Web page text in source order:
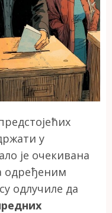
у
је очекивана
одређеним
одлучиле да